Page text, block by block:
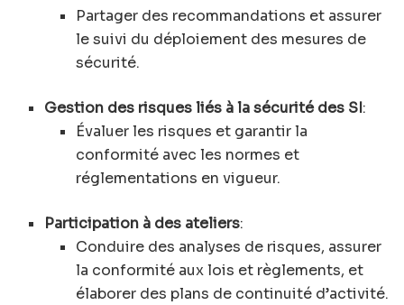
Partager des recommandations et assurer
le suivi du déploiement des mesures de
sécurité.
Gestion des risques liés à la sécurité des SI:
Évaluer les risques et garantir la
conformité avec les normes et
réglementations en vigueur.
Participation à des ateliers:
Conduire des analyses de risques, assurer
la conformité aux lois et règlements, et
élaborer des plans de continuité d’activité.